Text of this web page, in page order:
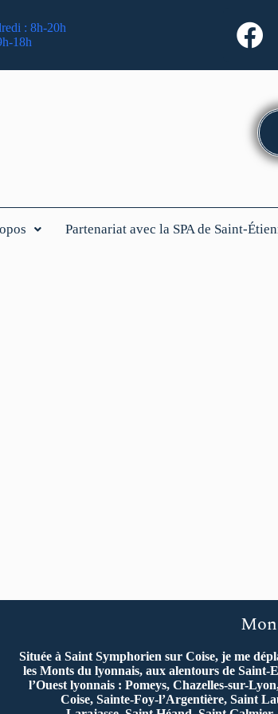
: 8h-20h
18h
Partenariat avec la SPA de Saint-
Située à Saint Symphorien sur Coise, je me
les Monts du lyonnais, aux alentours de Saint-
l’Ouest lyonnais : Pomeys, Chazelles-sur-
Coise, Sainte-Foy-l’Argentière, Saint